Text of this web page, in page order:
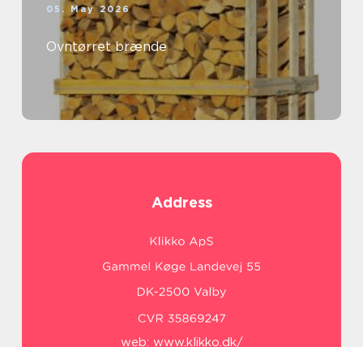
05. May 2026
Ovntørret brænde
Address
web: www.klikko.dk/